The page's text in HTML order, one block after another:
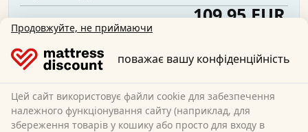
109,95 EUR
Безкоштовна доставка
Дізнайтеся більше
Продовжуйте, не приймаючи
поважає вашу конфіденційність
Цей сайт використовує файли cookie для забезпечення
належного функціонування сайту (наприклад, для
збереження товарів у кошику або просто для входу в